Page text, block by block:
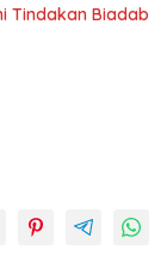
Tindakan Biadab